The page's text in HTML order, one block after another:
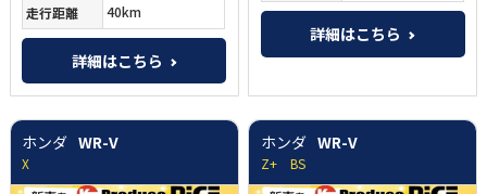
走行距離
40km
詳細はこちら
詳細はこちら
ホンダ WR-V
X
ホンダ WR-V
Z+ BS